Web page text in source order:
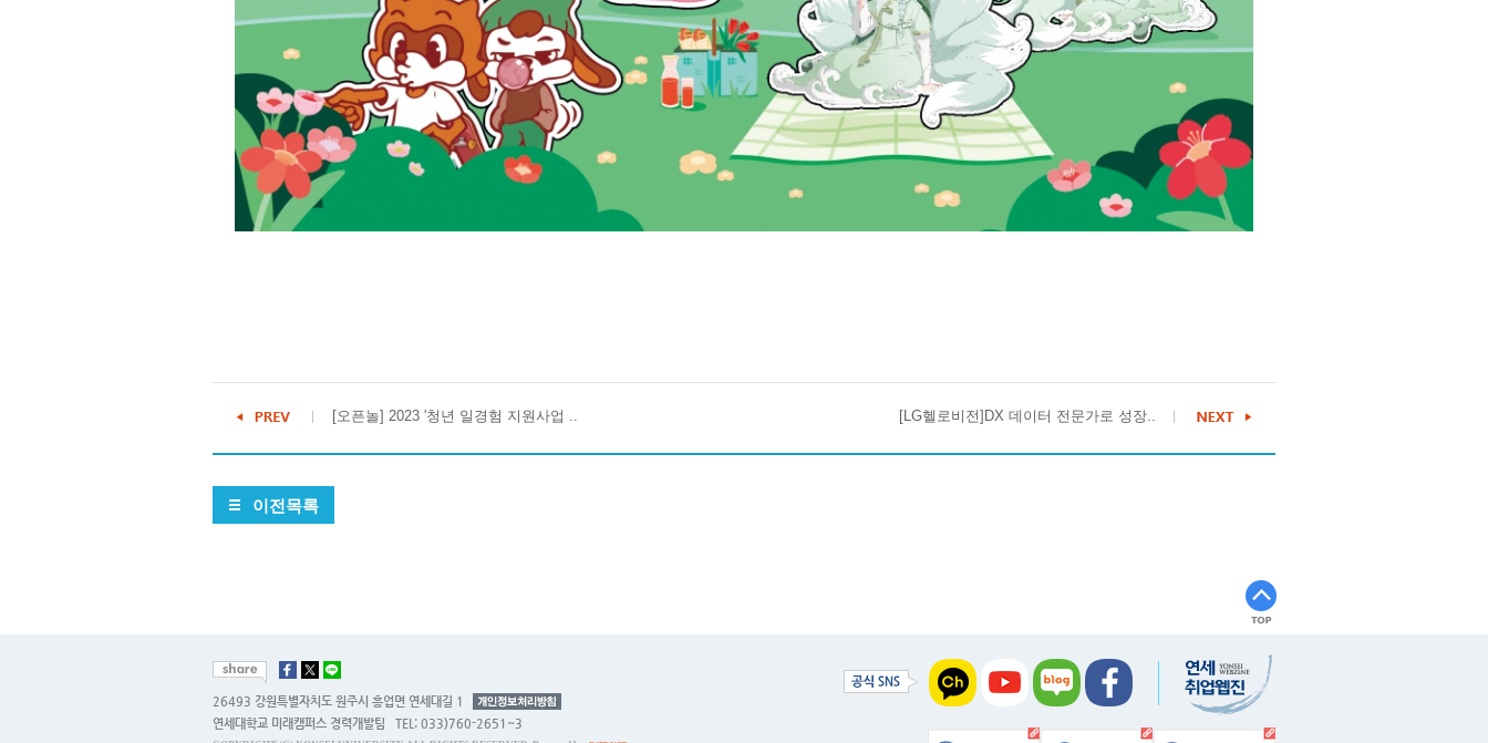
[오픈놀] 2023 '청년 일경험 지원사업 .. [LG헬로비전]DX 데이터 전문가로 성장..
이전목록
26493 강원특별자치도 원주시 흥업면 연세대길 1
연세대학교 미래캠퍼스 경력개발팀 TEL: 033)760-2651~3